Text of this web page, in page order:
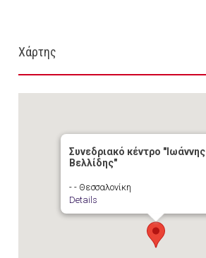
Χάρτης
Συνεδριακό κέντρο "Ιωάννης
Βελλίδης"
- - Θεσσαλονίκη
Details